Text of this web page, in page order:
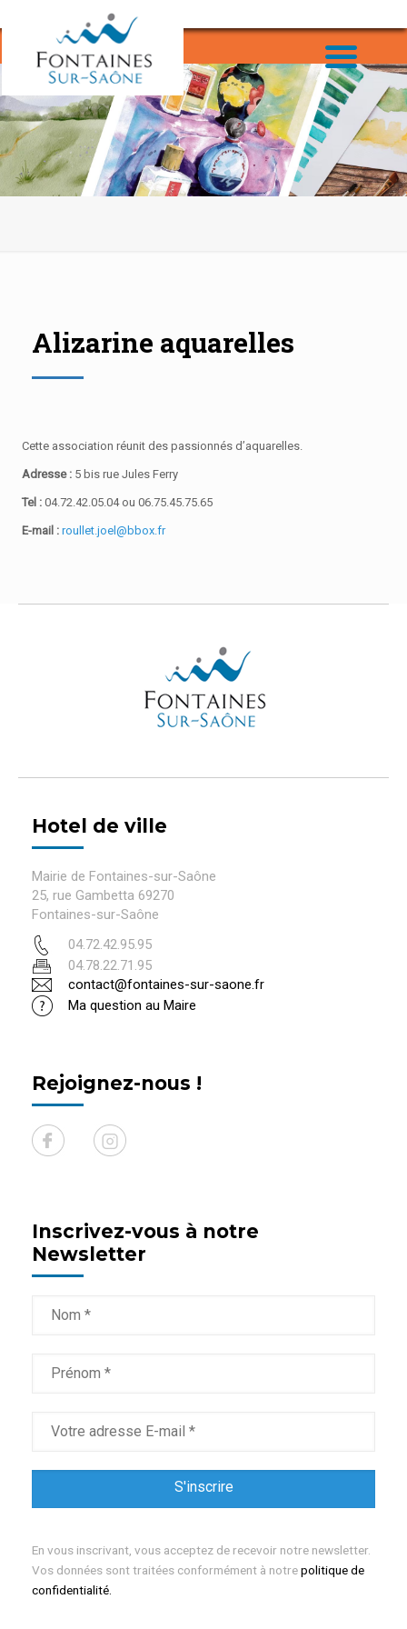
Alizarine aquarelles
Cette association réunit des passionnés d’aquarelles.
Adresse : 5 bis rue Jules Ferry
Tel : 04.72.42.05.04 ou 06.75.45.75.65
E-mail : roullet.joel@bbox.fr
Hotel de ville
Mairie de Fontaines-sur-Saône
25, rue Gambetta 69270
Fontaines-sur-Saône
04.72.42.95.95
04.78.22.71.95
contact@fontaines-sur-saone.fr
Ma question au Maire
Rejoignez-nous !
Inscrivez-vous à notre
Newsletter
En vous inscrivant, vous acceptez de recevoir notre newsletter.
Vos données sont traitées conformément à notrepolitique de
confidentialité.